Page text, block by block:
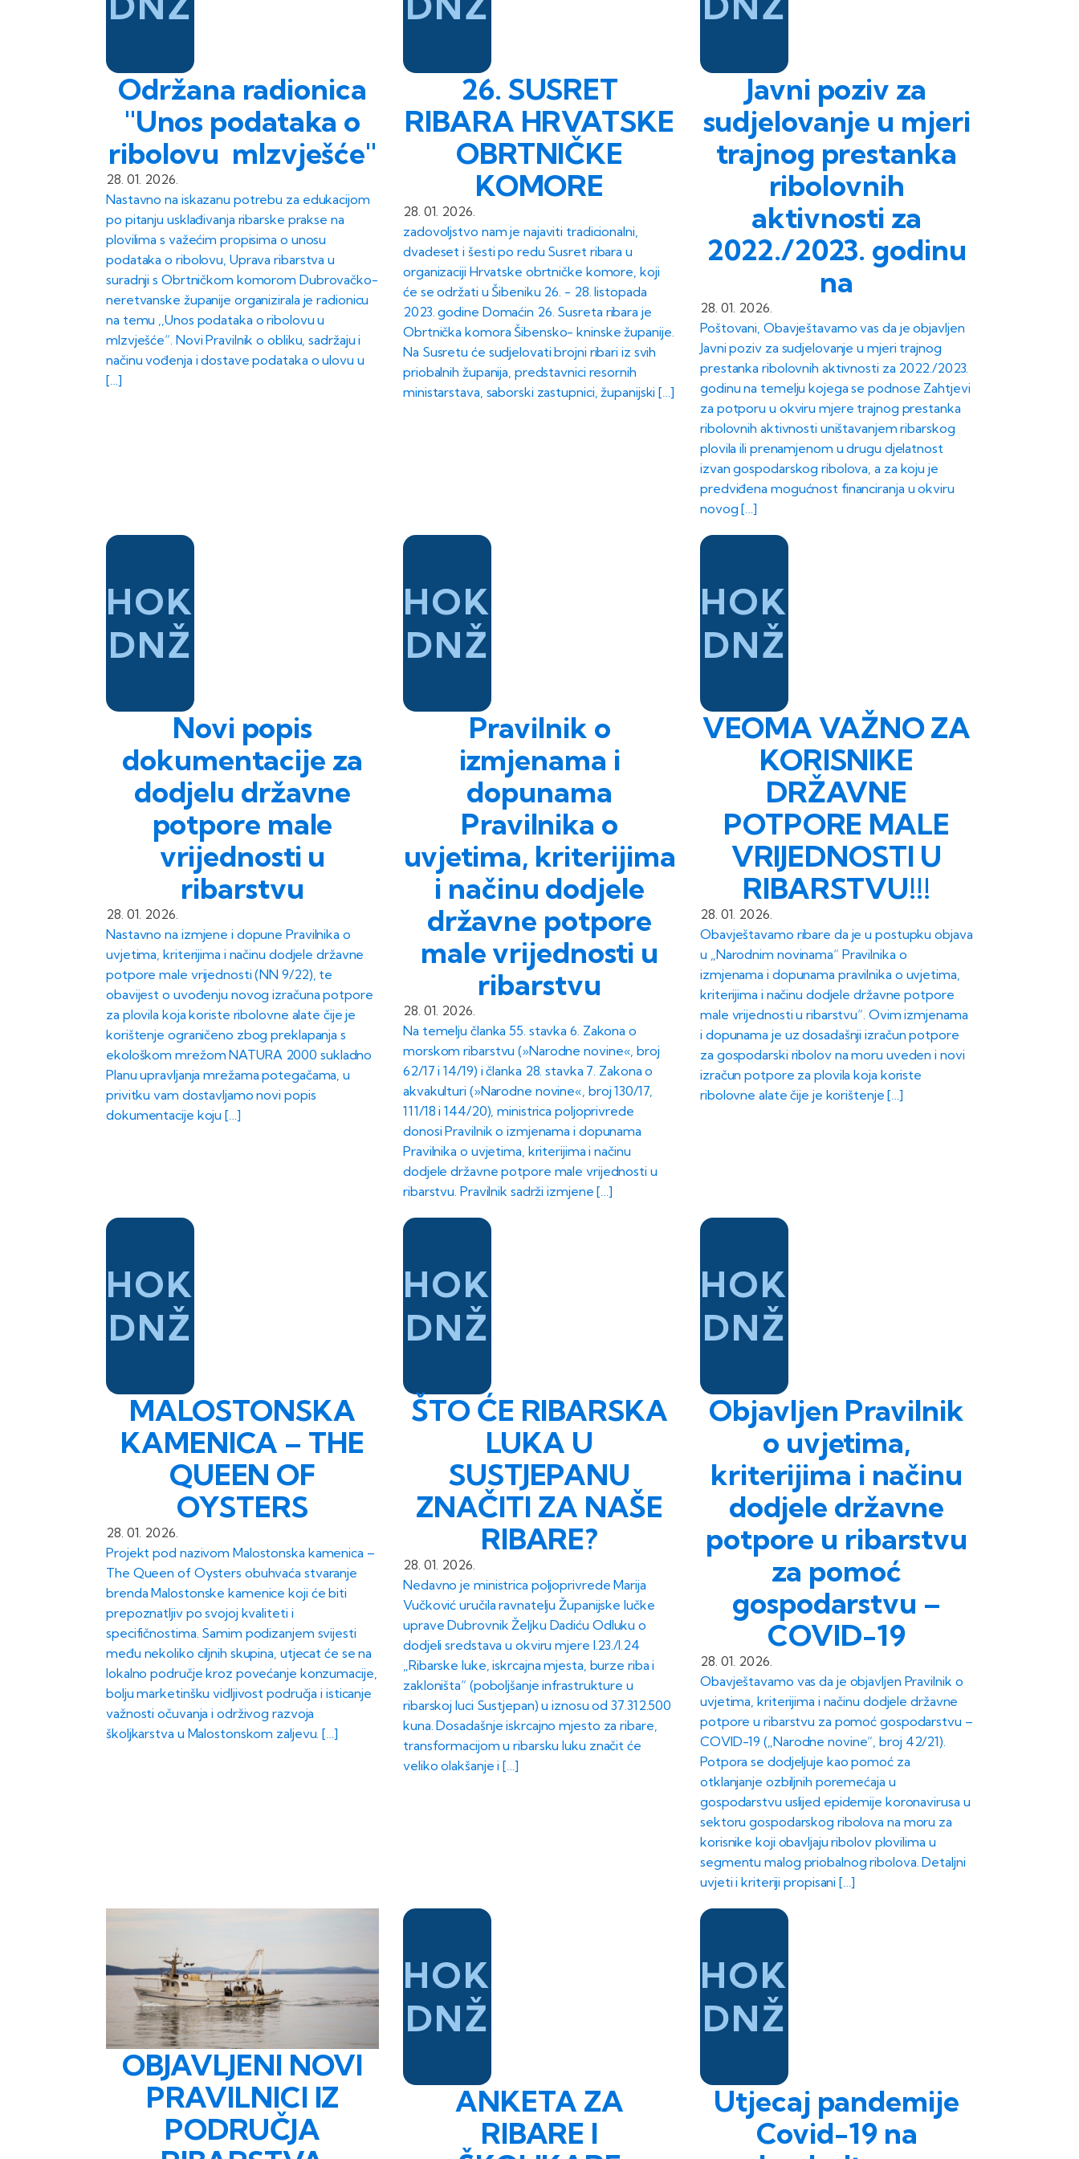
Održana radionica
''Unos podataka o
ribolovu mIzvješće''
28. 01. 2026.
Nastavno na iskazanu potrebu za edukacijom
po pitanju usklađivanja ribarske prakse na
plovilima s važećim propisima o unosu
podataka o ribolovu, Uprava ribarstva u
suradnji s Obrtničkom komorom Dubrovačko-
neretvanske županije organizirala je radionicu
na temu ,,Unos podataka o ribolovu u
mIzvješće“. Novi Pravilnik o obliku, sadržaju i
načinu vođenja i dostave podataka o ulovu u
[…]
26. SUSRET
RIBARA HRVATSKE
OBRTNIČKE
KOMORE
28. 01. 2026.
zadovoljstvo nam je najaviti tradicionalni,
dvadeset i šesti po redu Susret ribara u
organizaciji Hrvatske obrtničke komore, koji
će se održati u Šibeniku 26. - 28. listopada
2023. godine Domaćin 26. Susreta ribara je
Obrtnička komora Šibensko- kninske županije.
Na Susretu će sudjelovati brojni ribari iz svih
priobalnih županija, predstavnici resornih
ministarstava, saborski zastupnici, županijski […]
Javni poziv za
sudjelovanje u mjeri
trajnog prestanka
ribolovnih
aktivnosti za
2022./2023. godinu
na
28. 01. 2026.
Poštovani, Obavještavamo vas da je objavljen
Javni poziv za sudjelovanje u mjeri trajnog
prestanka ribolovnih aktivnosti za 2022./2023.
godinu na temelju kojega se podnose Zahtjevi
za potporu u okviru mjere trajnog prestanka
ribolovnih aktivnosti uništavanjem ribarskog
plovila ili prenamjenom u drugu djelatnost
izvan gospodarskog ribolova, a za koju je
predviđena mogućnost financiranja u okviru
novog […]
HOK
DNŽ
Novi popis
dokumentacije za
dodjelu državne
potpore male
vrijednosti u
ribarstvu
28. 01. 2026.
Nastavno na izmjene i dopune Pravilnika o
uvjetima, kriterijima i načinu dodjele državne
potpore male vrijednosti (NN 9/22), te
obavijest o uvođenju novog izračuna potpore
za plovila koja koriste ribolovne alate čije je
korištenje ograničeno zbog preklapanja s
ekološkom mrežom NATURA 2000 sukladno
Planu upravljanja mrežama potegačama, u
privitku vam dostavljamo novi popis
dokumentacije koju […]
HOK
DNŽ
Pravilnik o
izmjenama i
dopunama
Pravilnika o
uvjetima, kriterijima
i načinu dodjele
državne potpore
male vrijednosti u
ribarstvu
28. 01. 2026.
Na temelju članka 55. stavka 6. Zakona o
morskom ribarstvu (»Narodne novine«, broj
62/17 i 14/19) i članka 28. stavka 7. Zakona o
akvakulturi (»Narodne novine«, broj 130/17,
111/18 i 144/20), ministrica poljoprivrede
donosi Pravilnik o izmjenama i dopunama
Pravilnika o uvjetima, kriterijima i načinu
dodjele državne potpore male vrijednosti u
ribarstvu. Pravilnik sadrži izmjene […]
HOK
DNŽ
VEOMA VAŽNO ZA
KORISNIKE
DRŽAVNE
POTPORE MALE
VRIJEDNOSTI U
RIBARSTVU!!!
28. 01. 2026.
Obavještavamo ribare da je u postupku objava
u „Narodnim novinama“ Pravilnika o
izmjenama i dopunama pravilnika o uvjetima,
kriterijima i načinu dodjele državne potpore
male vrijednosti u ribarstvu“. Ovim izmjenama
i dopunama je uz dosadašnji izračun potpore
za gospodarski ribolov na moru uveden i novi
izračun potpore za plovila koja koriste
ribolovne alate čije je korištenje […]
HOK
DNŽ
MALOSTONSKA
KAMENICA – THE
QUEEN OF
OYSTERS
28. 01. 2026.
Projekt pod nazivom Malostonska kamenica –
The Queen of Oysters obuhvaća stvaranje
brenda Malostonske kamenice koji će biti
prepoznatljiv po svojoj kvaliteti i
specifičnostima. Samim podizanjem svijesti
među nekoliko ciljnih skupina, utjecat će se na
lokalno područje kroz povećanje konzumacije,
bolju marketinšku vidljivost područja i isticanje
važnosti očuvanja i održivog razvoja
školjkarstva u Malostonskom zaljevu. […]
HOK
DNŽ
ŠTO ĆE RIBARSKA
LUKA U
SUSTJEPANU
ZNAČITI ZA NAŠE
RIBARE?
28. 01. 2026.
Nedavno je ministrica poljoprivrede Marija
Vučković uručila ravnatelju Županijske lučke
uprave Dubrovnik Željku Dadiću Odluku o
dodjeli sredstava u okviru mjere I.23./I.24
„Ribarske luke, iskrcajna mjesta, burze riba i
zakloništa“ (poboljšanje infrastrukture u
ribarskoj luci Sustjepan) u iznosu od 37.312.500
kuna. Dosadašnje iskrcajno mjesto za ribare,
transformacijom u ribarsku luku značit će
veliko olakšanje i […]
HOK
DNŽ
Objavljen Pravilnik
o uvjetima,
kriterijima i načinu
dodjele državne
potpore u ribarstvu
za pomoć
gospodarstvu –
COVID-19
28. 01. 2026.
Obavještavamo vas da je objavljen Pravilnik o
uvjetima, kriterijima i načinu dodjele državne
potpore u ribarstvu za pomoć gospodarstvu –
COVID-19 („Narodne novine“, broj 42/21).
Potpora se dodjeljuje kao pomoć za
otklanjanje ozbiljnih poremećaja u
gospodarstvu uslijed epidemije koronavirusa u
sektoru gospodarskog ribolova na moru za
korisnike koji obavljaju ribolov plovilima u
segmentu malog priobalnog ribolova. Detaljni
uvjeti i kriteriji propisani […]
OBJAVLJENI NOVI
PRAVILNICI IZ
PODRUČJA
HOK
DNŽ
ANKETA ZA
RIBARE I
HOK
DNŽ
Utjecaj pandemije
Covid-19 na